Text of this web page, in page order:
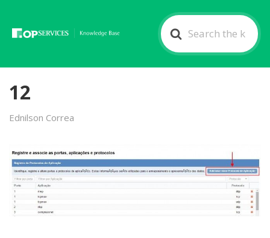
Search
For
12
Ednilson Correa